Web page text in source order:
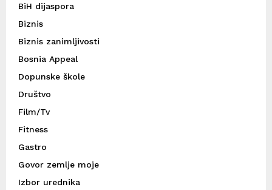
BiH dijaspora
Biznis
Biznis zanimljivosti
Bosnia Appeal
Dopunske škole
Društvo
Film/Tv
Fitness
Gastro
Govor zemlje moje
Izbor urednika